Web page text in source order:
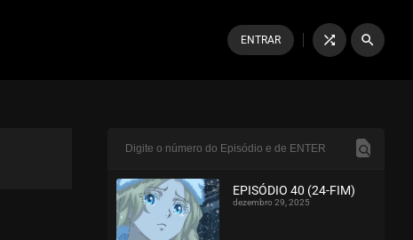
ENTRAR shuffle search
EPISÓDIO 40 (24-FIM)
dezembro 29, 2025